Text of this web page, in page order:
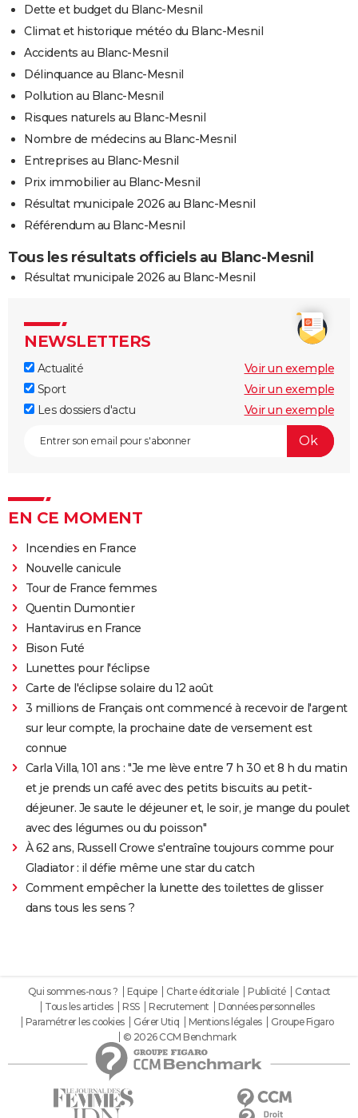
Dette et budget du Blanc-Mesnil
Climat et historique météo du Blanc-Mesnil
Accidents au Blanc-Mesnil
Délinquance au Blanc-Mesnil
Pollution au Blanc-Mesnil
Risques naturels au Blanc-Mesnil
Nombre de médecins au Blanc-Mesnil
Entreprises au Blanc-Mesnil
Prix immobilier au Blanc-Mesnil
Résultat municipale 2026 au Blanc-Mesnil
Référendum au Blanc-Mesnil
Tous les résultats officiels au Blanc-Mesnil
Résultat municipale 2026 au Blanc-Mesnil
NEWSLETTERS
Actualité
Voir un exemple
Sport
Voir un exemple
Les dossiers d'actu
Voir un exemple
EN CE MOMENT
Incendies en France
Nouvelle canicule
Tour de France femmes
Quentin Dumontier
Hantavirus en France
Bison Futé
Lunettes pour l'éclipse
Carte de l'éclipse solaire du 12 août
3 millions de Français ont commencé à recevoir de l'argent
sur leur compte, la prochaine date de versement est
connue
Carla Villa, 101 ans : "Je me lève entre 7 h 30 et 8 h du matin
et je prends un café avec des petits biscuits au petit-
déjeuner. Je saute le déjeuner et, le soir, je mange du poulet
avec des légumes ou du poisson"
À 62 ans, Russell Crowe s'entraîne toujours comme pour
Gladiator : il défie même une star du catch
Comment empêcher la lunette des toilettes de glisser
dans tous les sens ?
Qui sommes-nous ? Equipe Charte éditoriale Publicité
Contact
Tous les articles
RSS Recrutement
Données personnelles
Paramétrer les cookies
Gérer Utiq Mentions légales
Groupe Figaro
© 2026 CCM Benchmark